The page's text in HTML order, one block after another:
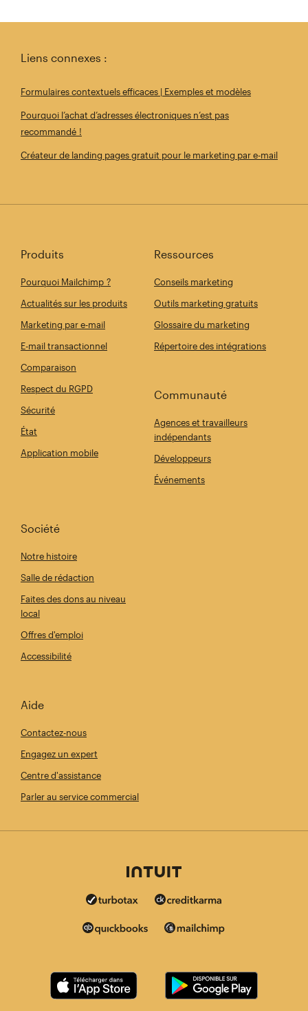
Liens connexes :
Formulaires contextuels efficaces | Exemples et modèles
Pourquoi l’achat d’adresses électroniques n’est pas
recommandé !
Créateur de landing pages gratuit pour le marketing par e-mail
Produits
Pourquoi Mailchimp ?
Actualités sur les produits
Marketing par e-mail
E-mail transactionnel
Comparaison
Respect du RGPD
Sécurité
État
Application mobile
Ressources
Conseils marketing
Outils marketing gratuits
Glossaire du marketing
Répertoire des intégrations
Communauté
Agences et travailleurs
indépendants
Développeurs
Événements
Société
Notre histoire
Salle de rédaction
Faites des dons au niveau
local
Offres d'emploi
Accessibilité
Aide
Contactez-nous
Engagez un expert
Centre d'assistance
Parler au service commercial